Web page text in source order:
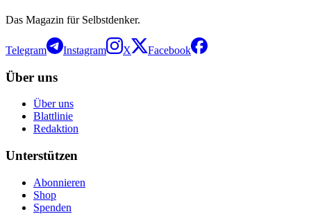
Das Magazin für Selbstdenker.
Telegram Instagram X Facebook
Über uns
Über uns
Blattlinie
Redaktion
Unterstützen
Abonnieren
Shop
Spenden